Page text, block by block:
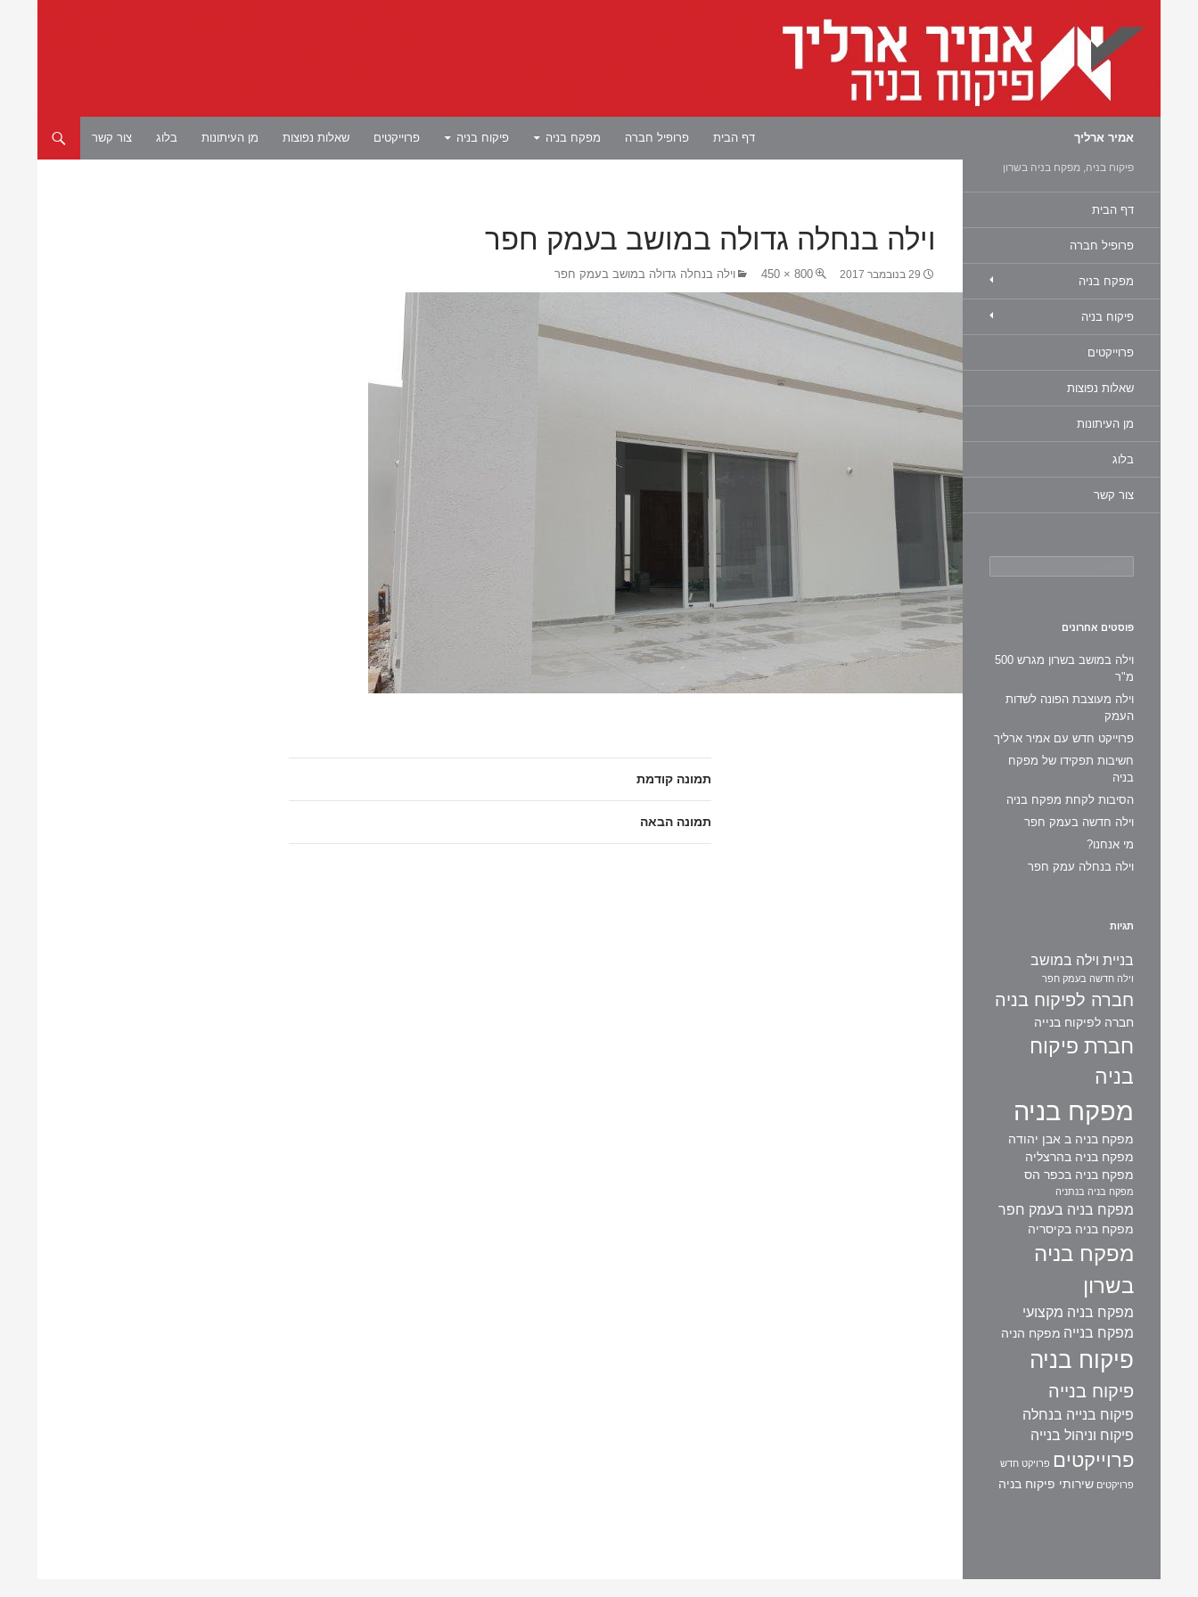
אמיר ארליך
דף הבית
פרופיל חברה מפקח בניה פיקוח בניה פרוייקטים שאלות נפוצות מן העיתונות בלוג צור קשר
וילה בנחלה גדולה במושב בעמק חפר
29 בנובמבר 2017 800 × 450 וילה בנחלה גדולה במושב בעמק חפר
תמונה קודמת
תמונה הבאה
פיקוח בניה, מפקח בניה בשרון
דף הבית
פרופיל חברה
מפקח בניה
פיקוח בניה
פרוייקטים
שאלות נפוצות
מן העיתונות
בלוג
צור קשר
פוסטים אחרונים
וילה במושב בשרון מגרש 500
מ"ר
וילה מעוצבת הפונה לשדות
העמק
פרוייקט חדש עם אמיר ארליך
חשיבות תפקידו של מפקח
בניה
הסיבות לקחת מפקח בניה
וילה חדשה בעמק חפר
מי אנחנו?
וילה בנחלה עמק חפר
תגיות
בניית וילה במושב
וילה חדשה בעמק חפר
חברה לפיקוח בניה
חברה לפיקוח בנייה
חברת פיקוח
בניה
מפקח בניה
מפקח בניה ב אבן יהודה
מפקח בניה בהרצליה
מפקח בניה בכפר הס
מפקח בניה בנתניה
מפקח בניה בעמק חפר
מפקח בניה בקיסריה
מפקח בניה
בשרון
מפקח בניה מקצועי
מפקח בנייה מפקח הניה
פיקוח בניה
פיקוח בנייה
פיקוח בנייה בנחלה
פיקוח וניהול בנייה
פרוייקטים פרויקט חדש
פרויקטים שירותי פיקוח בניה